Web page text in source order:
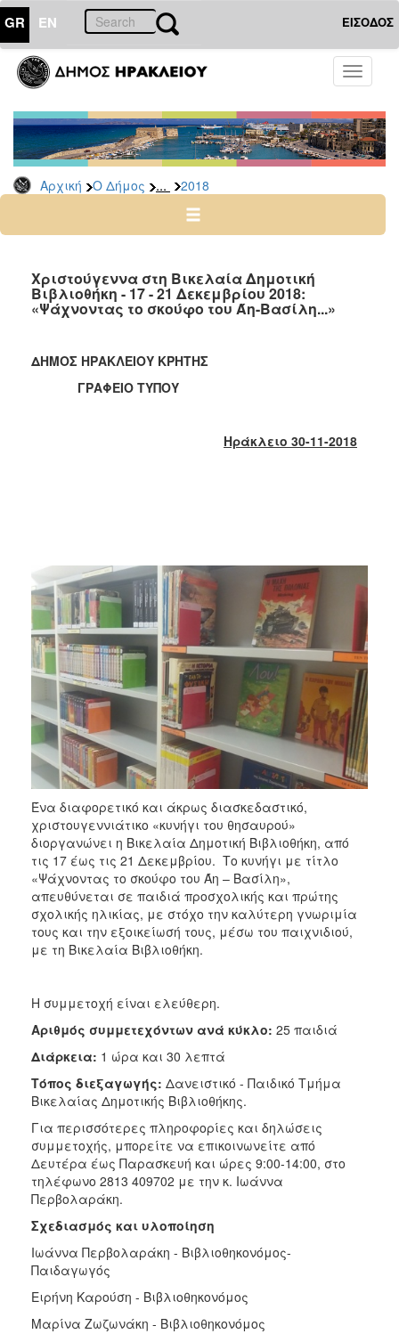
GR EN ΕΙΣΟΔΟΣ
Toggle
Αρχική Ο Δήμος ... 2018
ΔΗΜΟΣ
Δελτία
Τύπου
Αρχείο
2026
2024
2022
2011
2010
2006
ΤΟΠΟΣ
ΠΟΛΙΤΙΣΜΟΣ
ΑΝΘΕΚΤΙΚΗ
ΠΟΛΗ
Χριστούγεννα στη Βικελαία Δημοτική
Βιβλιοθήκη - 17 - 21 Δεκεμβρίου 2018:
«Ψάχνοντας το σκούφο του Άη-Βασίλη...»
ΔΗΜΟΣ ΗΡΑΚΛΕΙΟΥ ΚΡΗΤΗΣ
ΓΡΑΦΕΙΟ ΤΥΠΟΥ
Ηράκλειο 30-11-2018
Ένα διαφορετικό και άκρως διασκεδαστικό,
χριστουγεννιάτικο «κυνήγι του θησαυρού»
διοργανώνει η Βικελαία Δημοτική Βιβλιοθήκη, από
τις 17 έως τις 21 Δεκεμβρίου. Το κυνήγι με τίτλο
«Ψάχνοντας το σκούφο του Άη – Βασίλη»,
απευθύνεται σε παιδιά προσχολικής και πρώτης
σχολικής ηλικίας, με στόχο την καλύτερη γνωριμία
τους και την εξοικείωσή τους, μέσω του παιχνιδιού,
με τη Βικελαία Βιβλιοθήκη.
Η συμμετοχή είναι ελεύθερη.
Αριθμός συμμετεχόντων ανά κύκλο: 25 παιδιά
Διάρκεια: 1 ώρα και 30 λεπτά
Τόπος διεξαγωγής: Δανειστικό - Παιδικό Tμήμα
Βικελαίας Δημοτικής Βιβλιοθήκης.
Για περισσότερες πληροφορίες και δηλώσεις
συμμετοχής, μπορείτε να επικοινωνείτε από
Δευτέρα έως Παρασκευή και ώρες 9:00-14:00, στο
τηλέφωνο 2813 409702 με την κ. Ιωάννα
Περβολαράκη.
Σχεδιασμός και υλοποίηση
Ιωάννα Περβολαράκη - Βιβλιοθηκονόμος-
Παιδαγωγός
Ειρήνη Καρούση - Βιβλιοθηκονόμος
Μαρίνα Ζωζωνάκη - Βιβλιοθηκονόμος